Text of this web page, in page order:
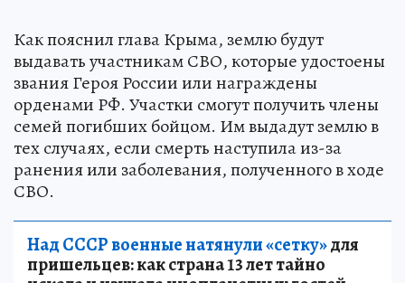
Как пояснил глава Крыма, землю будут
выдавать участникам СВО, которые удостоены
звания Героя России или награждены
орденами РФ. Участки смогут получить члены
семей погибших бойцом. Им выдадут землю в
тех случаях, если смерть наступила из-за
ранения или заболевания, полученного в ходе
СВО.
Над СССР военные натянули «сетку»для
пришельцев: как страна 13 лет тайно